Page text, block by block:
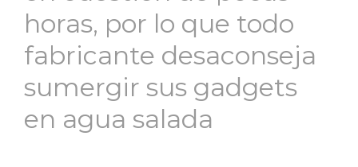
horas, por lo que todo
fabricante desaconseja
sumergir sus gadgets
en agua salada